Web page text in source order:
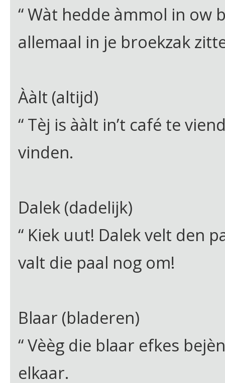
“ Wàt hedde àmmol in ow
allemaal in je broekzak
Ààlt (altijd)
“ Tèj is ààlt in’t café te
vinden.
Dalek (dadelijk)
“ Kiek uut! Dalek velt den
valt die paal nog om!
Blaar (bladeren)
“ Vèèg die blaar efkes
elkaar.